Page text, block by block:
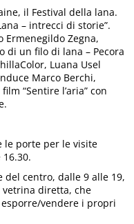
il Festival della lana.
– intrecci di storie”.
Ermenegildo Zegna,
di un filo di lana – Pecora
Luana Usel
Marco Berchi,
“Sentire l’aria” con
le porte per le visite
del centro, dalle 9 alle 19,
vetrina diretta, che
vendere i propri